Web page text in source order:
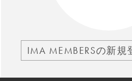
IMA MEMBERSの新